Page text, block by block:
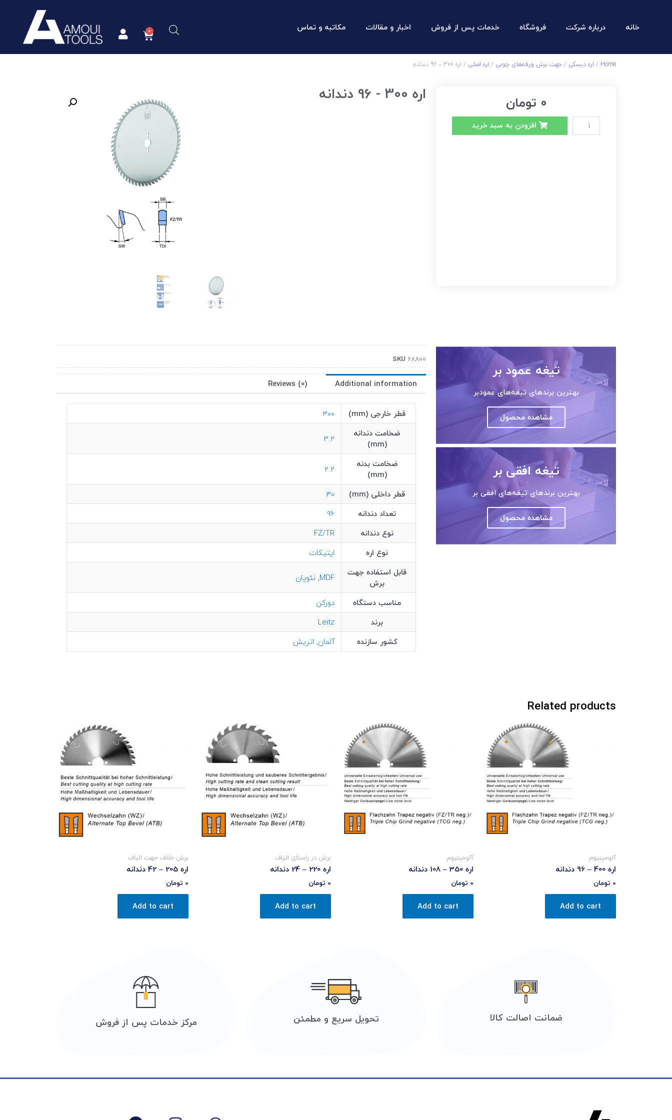
خانه درباره شرکت فروشگاه خدمات پس از فروش اخبار و مقالات مکاتبه و تماس
Home
/ اره دیسکی / جهت برش ورقه‌های چوبی / اره اصلی / اره 300 – 96 دندانه
0 تومان
افزودن به سبد خرید
اره 300 - 96 دندانه
تیغه عمود بر
بهترین برندهای تیغه‌های عمودبر
مشاهده محصول
تیغه افقی بر
بهترین برندهای تیغه‌های افقی بر
مشاهده محصول
SKU 68800
Additional information
Reviews (0)
قطر خارجی (mm)
300
ضخامت دندانه
(mm)
3.2
ضخامت بدنه
(mm)
2.2
قطر داخلی (mm)
30
تعداد دندانه
96
نوع دندانه
FZ/TR
نوع اره
اپتیکات
قابل استفاده جهت
برش
MDF
, نئوپان
مناسب دستگاه
دورکن
برند
Leitz
کشور سازنده
آلمان, اتریش
Related products
آلومینیوم
اره 400 – 96 دندانه
0 تومان
Add to cart
آلومینیوم
اره 350 – 108 دندانه
0 تومان
Add to cart
برش در راستای الیاف
اره 220 – 24 دندانه
0 تومان
Add to cart
برش خلاف جهت الیاف
اره 205 – 42 دندانه
0 تومان
Add to cart
ضمانت اصالت کالا تحویل سریع و مطمئن مرکز خدمات پس از فروش